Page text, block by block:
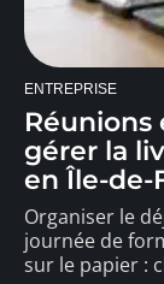
ENTREPRISE
gérer la
en Île-de-
Organiser le
journée de
sur le papier :